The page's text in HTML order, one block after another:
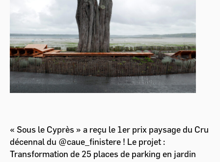
« Sous le Cyprès » a reçu le 1er prix paysage du Cru
décennal du @caue_finistere ! Le projet :
Transformation de 25 places de parking en jardin